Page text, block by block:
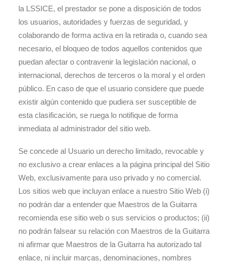
la LSSICE, el prestador se pone a disposición de todos
los usuarios, autoridades y fuerzas de seguridad, y
colaborando de forma activa en la retirada o, cuando sea
necesario, el bloqueo de todos aquellos contenidos que
puedan afectar o contravenir la legislación nacional, o
internacional, derechos de terceros o la moral y el orden
público. En caso de que el usuario considere que puede
existir algún contenido que pudiera ser susceptible de
esta clasificación, se ruega lo notifique de forma
inmediata al administrador del sitio web.
Se concede al Usuario un derecho limitado, revocable y
no exclusivo a crear enlaces a la página principal del Sitio
Web, exclusivamente para uso privado y no comercial.
Los sitios web que incluyan enlace a nuestro Sitio Web (i)
no podrán dar a entender que Maestros de la Guitarra
recomienda ese sitio web o sus servicios o productos; (ii)
no podrán falsear su relación con Maestros de la Guitarra
ni afirmar que Maestros de la Guitarra ha autorizado tal
enlace, ni incluir marcas, denominaciones, nombres